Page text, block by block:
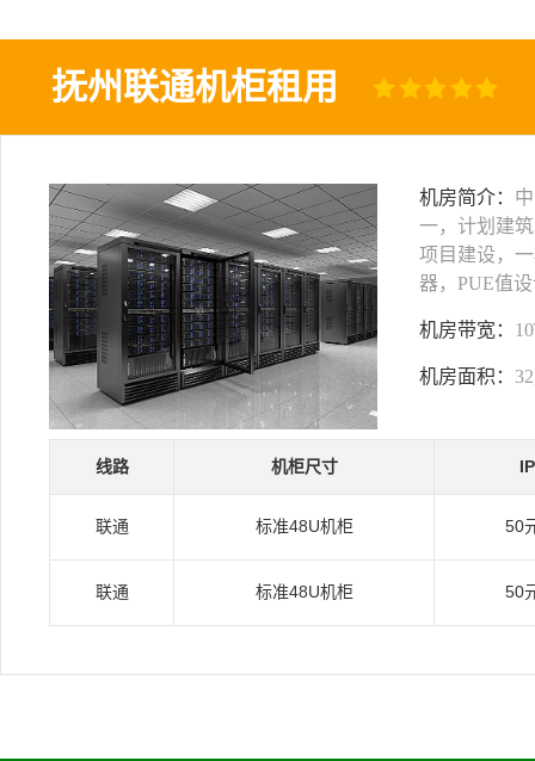
抚州联通机柜租用
机房简介：
一，计划建
项目建设，
器，PUE值
机房带宽：
机房面积：
线路 机柜尺寸
联通 标准48U机柜 50
联通 标准48U机柜 50